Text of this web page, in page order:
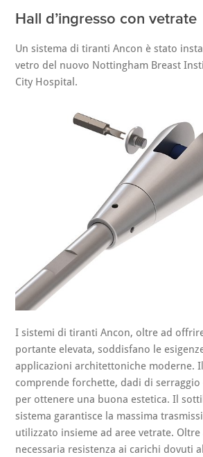
Hall d’ingresso con vetrate
Un sistema di tiranti Ancon è stato
vetro del nuovo Nottingham Breast
City Hospital.
I sistemi di tiranti Ancon, oltre ad
portante elevata, soddisfano le
applicazioni architettoniche moderne.
comprende forchette, dadi di
per ottenere una buona estetica. Il
sistema garantisce la massima
utilizzato insieme ad aree vetrate.
necessaria resistenza ai carichi dovuti